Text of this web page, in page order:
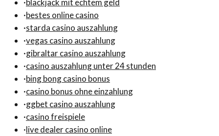
·blackjack mit echtem geld
·bestes online casino
·starda casino auszahlung
·vegas casino auszahlung
·gibraltar casino auszahlung
·casino auszahlung unter 24 stunden
·bing bong casino bonus
·casino bonus ohne einzahlung
·ggbet casino auszahlung
·casino freispiele
·live dealer casino online